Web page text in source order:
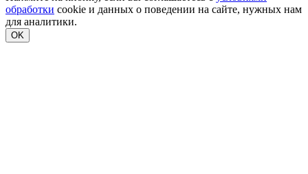
обработки cookie и данных о поведении на сайте, нужных нам
для аналитики.
OK